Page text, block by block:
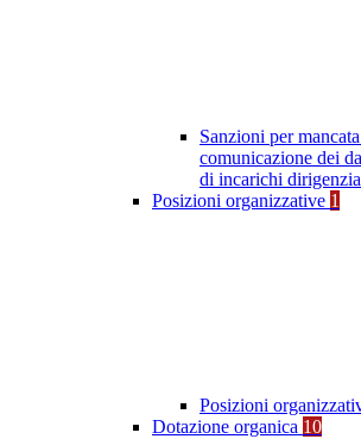
Sanzioni per
comunicazione dei
di incarichi
Posizioni organizzative 1
Posizioni
Dotazione organica 10